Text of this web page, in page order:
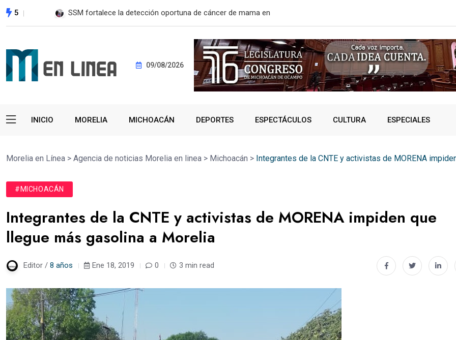
5 EE. UU. reanudará exportación de aguacate a partir de mañana ¿VIVES AL
09/08/2026
INICIO MORELIA MICHOACÁN DEPORTES ESPECTÁCULOS CULTURA ESPECIALES
Morelia en Línea > Agencia de noticias Morelia en linea > Michoacán > Integrantes de la CNTE y activistas de MORENA
#MICHOACÁN
Integrantes de la CNTE y activistas de MORENA impiden que
llegue más gasolina a Morelia
Editor / 8 años Ene 18, 2019 0 3 min read